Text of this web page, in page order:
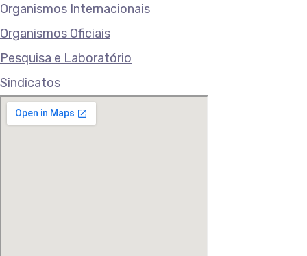
Organismos Internacionais
Organismos Oficiais
Pesquisa e Laboratório
Sindicatos